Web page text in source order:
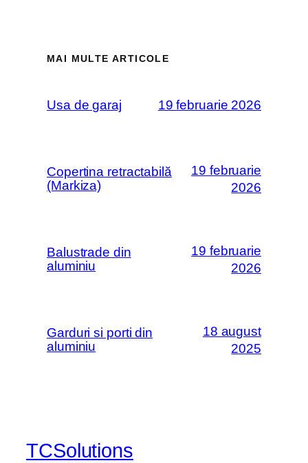
MAI MULTE ARTICOLE
Usa de garaj 19 februarie 2026
Copertina retractabilă
(Markiza)
19 februarie
2026
Balustrade din
aluminiu
19 februarie
2026
Garduri si porti din
aluminiu
18 august
2025
TCSolutions